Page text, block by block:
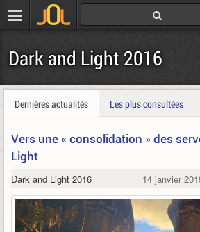
Dark and Light 2016
Dernières actualités Les plus consultées
Vers une « consolidation » des
Light
Dark and Light 2016 14 janvier